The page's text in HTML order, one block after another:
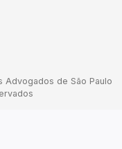
de São Paulo